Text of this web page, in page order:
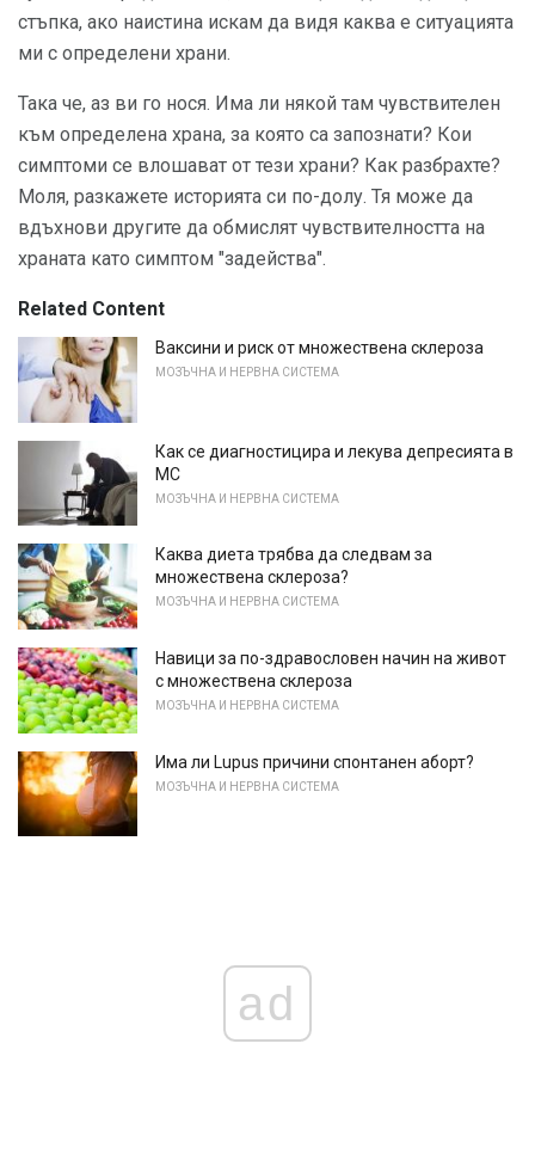
стъпка, ако наистина искам да видя каква е ситуацията
ми с определени храни.
Така че, аз ви го нося. Има ли някой там чувствителен
към определена храна, за която са запознати? Кои
симптоми се влошават от тези храни? Как разбрахте?
Моля, разкажете историята си по-долу. Тя може да
вдъхнови другите да обмислят чувствителността на
храната като симптом "задейства".
Related Content
Ваксини и риск от множествена склероза
МОЗЪЧНА И НЕРВНА СИСТЕМА
Как се диагностицира и лекува депресията в
МС
МОЗЪЧНА И НЕРВНА СИСТЕМА
Каква диета трябва да следвам за
множествена склероза?
МОЗЪЧНА И НЕРВНА СИСТЕМА
Навици за по-здравословен начин на живот
с множествена склероза
МОЗЪЧНА И НЕРВНА СИСТЕМА
Има ли Lupus причини спонтанен аборт?
МОЗЪЧНА И НЕРВНА СИСТЕМА
ad